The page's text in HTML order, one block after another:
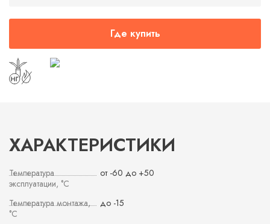
Где купить
ХАРАКТЕРИСТИКИ
Температура
эксплуатации, °С
от -60 до +50
Температура монтажа,
°С
до -15